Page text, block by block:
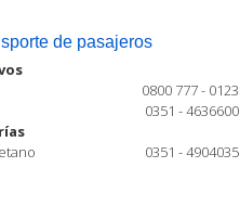
de pasajeros
0800 777 - 0123
0351 - 4636600
0351 - 4904035